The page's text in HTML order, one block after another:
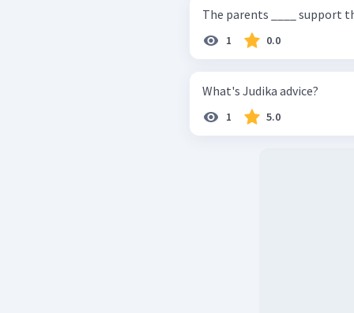
The parents ____ support
1 0.0
What's Judika advice?
1 5.0